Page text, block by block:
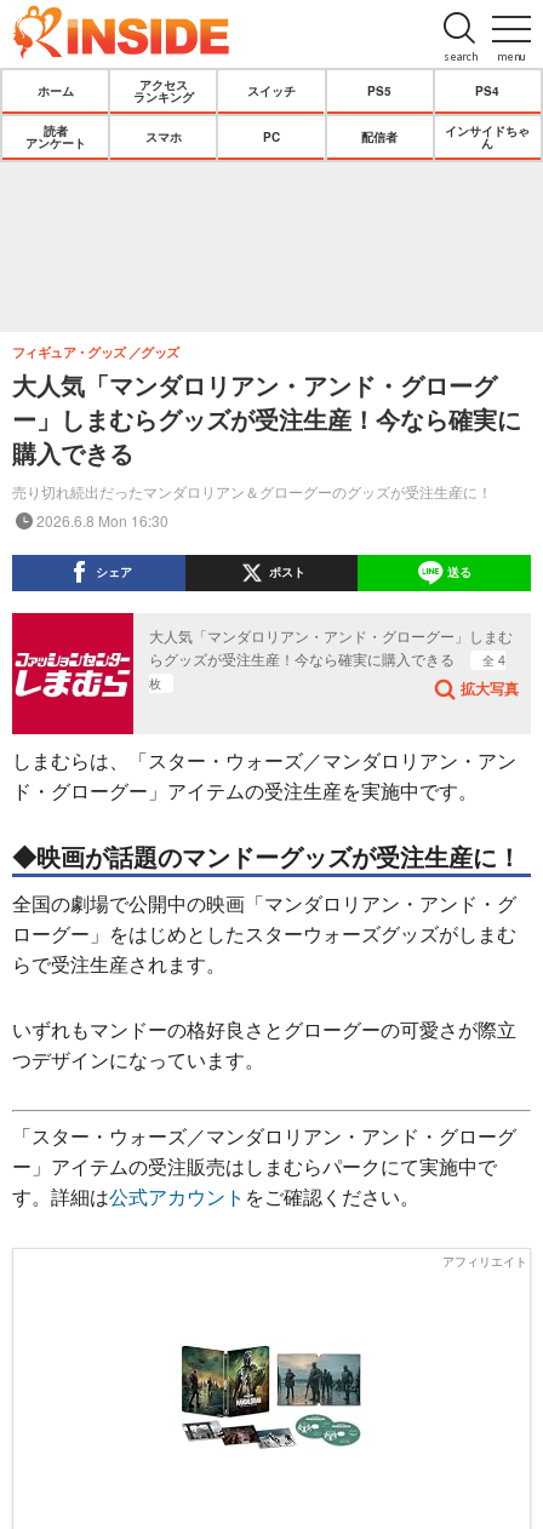
menu
search
ホーム
アクセス
ランキング
スイッチ PS5 PS4
読者
アンケート
スマホ PC 配信者
インサイドちゃ
ん
大人気「マンダロリアン・アンド・グローグ
ー」しまむらグッズが受注生産！今なら確実に
購入できる
売り切れ続出だったマンダロリアン＆グローグーのグッズが受注生産に！
フィギュア・グッズ グッズ
2026.6.8 Mon 16:30
シェア ポスト 送る
大人気「マンダロリアン・アンド・グローグー」しまむ
らグッズが受注生産！今なら確実に購入できる
全 4
枚
拡大写真
しまむらは、「スター・ウォーズ／マンダロリアン・アン
ド・グローグー」アイテムの受注生産を実施中です。
◆映画が話題のマンドーグッズが受注生産に！
全国の劇場で公開中の映画「マンダロリアン・アンド・グ
ローグー」をはじめとしたスターウォーズグッズがしまむ
らで受注生産されます。
いずれもマンドーの格好良さとグローグーの可愛さが際立
つデザインになっています。
「スター・ウォーズ／マンダロリアン・アンド・グローグ
ー」アイテムの受注販売はしまむらパークにて実施中で
す。詳細は公式アカウント をご確認ください。